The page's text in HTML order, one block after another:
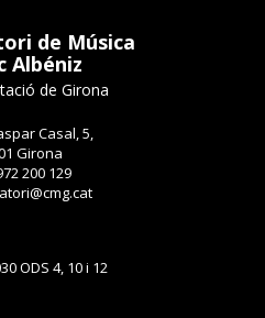
de Música
Albéniz
de Girona
Casal, 5,
Girona
200 129